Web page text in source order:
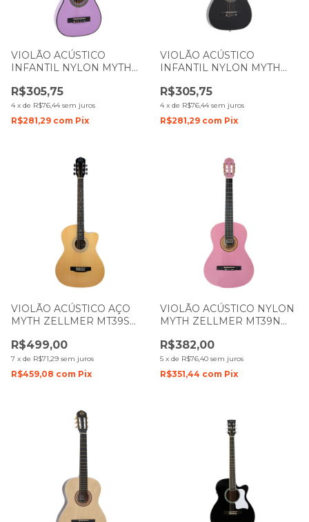
VIOLÃO ACÚSTICO
INFANTIL NYLON MYTH
PURPLE LILÁS 1285
R$305,75
4 x de R$76,44 sem juros
R$281,29 com Pix
VIOLÃO ACÚSTICO
INFANTIL NYLON MYTH
PRETO 1098
R$305,75
4 x de R$76,44 sem juros
R$281,29 com Pix
VIOLÃO ACÚSTICO AÇO
MYTH ZELLMER MT39S
1067/ 1591
R$499,00
7 x de R$71,29 sem juros
R$459,08 com Pix
VIOLÃO ACÚSTICO NYLON
MYTH ZELLMER MT39N
R$382,00
5 x de R$76,40 sem juros
R$351,44 com Pix